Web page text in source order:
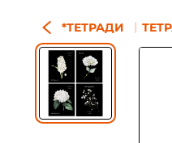
*ТЕТРАДИ